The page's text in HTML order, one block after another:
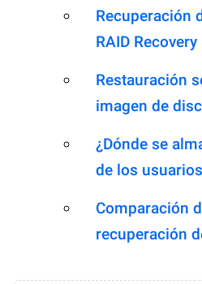
Recuperación
RAID Recovery
Restauración
imagen de
¿Dónde se
de los
Comparación
recuperación